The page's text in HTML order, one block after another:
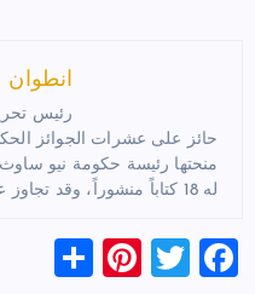
انطوان
رئيس
حائز على عشرات الجوائز
منحتها رئيسة حكومة نيو
له 18 كتاباً منشوراً، وقد تجاوز عدد مقالاته الصحفية الستة آلاف مقال.
F
T
Pi